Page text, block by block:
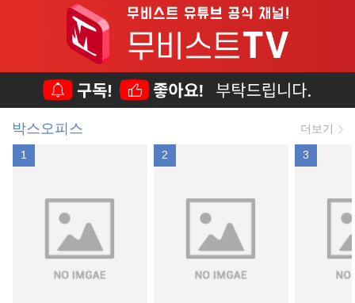
박스오피스 더보기
1 2 3